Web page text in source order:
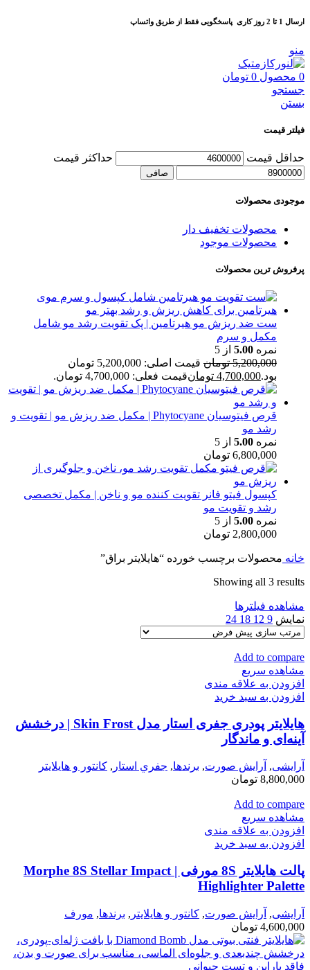
ارسال 1 تا 2 روز کاری پاسخگویی فقط از طریق واتساپ
منو
0 محصول 0 تومان
جستجو
بستن
فیلتر قیمت
حداقل قیمت حداكثر قيمت
صافی
موجودی محصولات
محصولات تخفیف دار
محصولات موجود
پرفروش ترین محصولات
ست ضد ریزش مو هیرتامین | پک تقویت رشد مو شامل
مکمل و سرم
نمره 5.00 از 5
5,200,000 تومان
قیمت اصلی: 5,200,000 تومان
بود.4,700,000 تومانقیمت فعلی: 4,700,000 تومان.
قرص فیتوسیان Phytocyane | مکمل ضد ریزش مو | تقویت و
رشد مو
نمره 5.00 از 5
6,800,000 تومان
کپسول فیتو فانر تقویت کننده مو و ناخن | مکمل تخصصی
رشد و تقویت مو
نمره 5.00 از 5
2,800,000 تومان
خانه محصولات برچسب خورده “هایلایتر براق”
Showing all 3 results
مشاهده فیلترها
نمایش 9
12
18
24
Add to compare
مشاهده سریع
افزودن به علاقه مندی
افزودن به سبد خرید
هایلایتر پودری جفری استار مدل Skin Frost | درخشش
آینه‌ای و ماندگار
آرایشی, آرايش صورت, برندها, جفري استار , كانتور و هايلايتر
8,800,000 تومان
Add to compare
مشاهده سریع
افزودن به علاقه مندی
افزودن به سبد خرید
پالت هایلایتر 8S مورفی | Morphe 8S Stellar Impact
Highlighter Palette
آرایشی, آرايش صورت, كانتور و هايلايتر , برندها, مورف
4,600,000 تومان